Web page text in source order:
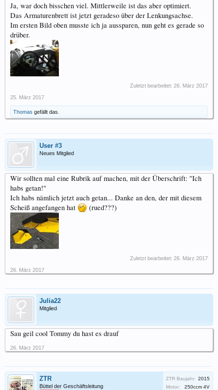
Ja, war doch bisschen viel. Mittlerweile ist das aber optimiert.
Das Armaturenbrett ist jetzt geradeso über der Lenkungsachse.
Im ersten Bild oben musste ich ja aussparen, nun geht es gerade so
drüber.
Zuletzt bearbeitet: 26. März 2017
25. März 2017
Thomas gefällt das.
User #3
Neues Mitglied
Wir sollten mal eine Rubrik auf machen, mit der Überschrift: "Ich
habs getan!"
Ich habs nämlich jetzt auch getan... Danke an den, der mit diesem
Scheiß angefangen hat
(rued???)
Zuletzt bearbeitet: 26. März 2017
26. März 2017
Julia22
Mitglied
Sau geil cool Tommy du hast es drauf
26. März 2017
ZTR
Büttel der Geschäftsleitung
ZTR Baujahr: 2015
Motor:
250ccm 4V